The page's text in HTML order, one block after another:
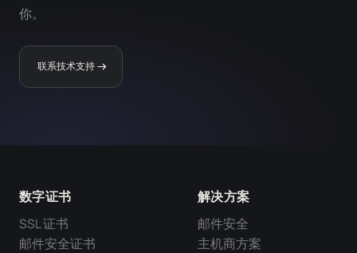
你。
联系技术支持
数字证书
SSL 证书
邮件安全证书
解决方案
邮件安全
主机商方案